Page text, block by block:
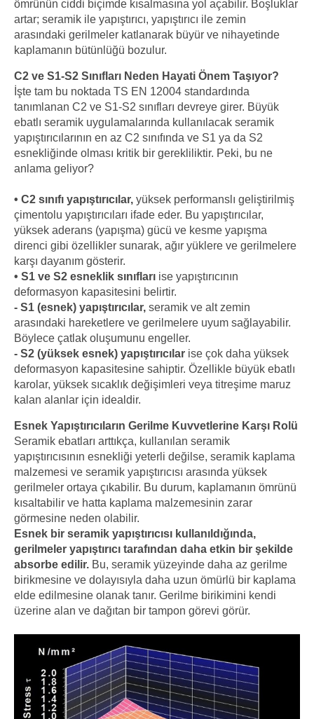
ömrünün ciddi biçimde kısalmasına yol açabilir. Boşluklar
artar; seramik ile yapıştırıcı, yapıştırıcı ile zemin
arasındaki gerilmeler katlanarak büyür ve nihayetinde
kaplamanın bütünlüğü bozulur.
C2 ve S1-S2 Sınıfları Neden Hayati Önem Taşıyor?
İşte tam bu noktada TS EN 12004 standardında
tanımlanan C2 ve S1-S2 sınıfları devreye girer. Büyük
ebatlı seramik uygulamalarında kullanılacak seramik
yapıştırıcılarının en az C2 sınıfında ve S1 ya da S2
esnekliğinde olması kritik bir gerekliliktir. Peki, bu ne
anlama geliyor?
• C2 sınıfı yapıştırıcılar, yüksek performanslı geliştirilmiş
çimentolu yapıştırıcıları ifade eder. Bu yapıştırıcılar,
yüksek aderans (yapışma) gücü ve kesme yapışma
direnci gibi özellikler sunarak, ağır yüklere ve gerilmelere
karşı dayanım gösterir.
• S1 ve S2 esneklik sınıfları ise yapıştırıcının
deformasyon kapasitesini belirtir.
- S1 (esnek) yapıştırıcılar, seramik ve alt zemin
arasındaki hareketlere ve gerilmelere uyum sağlayabilir.
Böylece çatlak oluşumunu engeller.
- S2 (yüksek esnek) yapıştırıcılar ise çok daha yüksek
deformasyon kapasitesine sahiptir. Özellikle büyük ebatlı
karolar, yüksek sıcaklık değişimleri veya titreşime maruz
kalan alanlar için idealdir.
Esnek Yapıştırıcıların Gerilme Kuvvetlerine Karşı Rolü
Seramik ebatları arttıkça, kullanılan seramik
yapıştırıcısının esnekliği yeterli değilse, seramik kaplama
malzemesi ve seramik yapıştırıcısı arasında yüksek
gerilmeler ortaya çıkabilir. Bu durum, kaplamanın ömrünü
kısaltabilir ve hatta kaplama malzemesinin zarar
görmesine neden olabilir.
Esnek bir seramik yapıştırıcısı kullanıldığında,
gerilmeler yapıştırıcı tarafından daha etkin bir şekilde
absorbe edilir. Bu, seramik yüzeyinde daha az gerilme
birikmesine ve dolayısıyla daha uzun ömürlü bir kaplama
elde edilmesine olanak tanır. Gerilme birikimini kendi
üzerine alan ve dağıtan bir tampon görevi görür.